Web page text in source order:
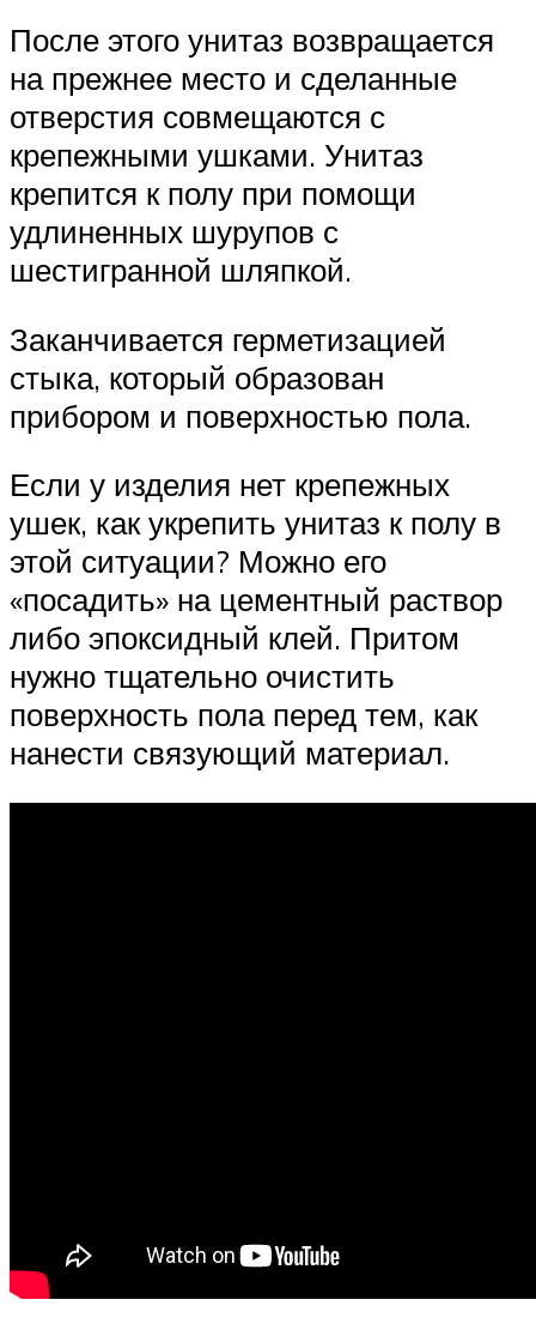
После этого унитаз возвращается
на прежнее место и сделанные
отверстия совмещаются с
крепежными ушками. Унитаз
крепится к полу при помощи
удлиненных шурупов с
шестигранной шляпкой.
Заканчивается герметизацией
стыка, который образован
прибором и поверхностью пола.
Если у изделия нет крепежных
ушек, как укрепить унитаз к полу в
этой ситуации? Можно его
«посадить» на цементный раствор
либо эпоксидный клей. Притом
нужно тщательно очистить
поверхность пола перед тем, как
нанести связующий материал.